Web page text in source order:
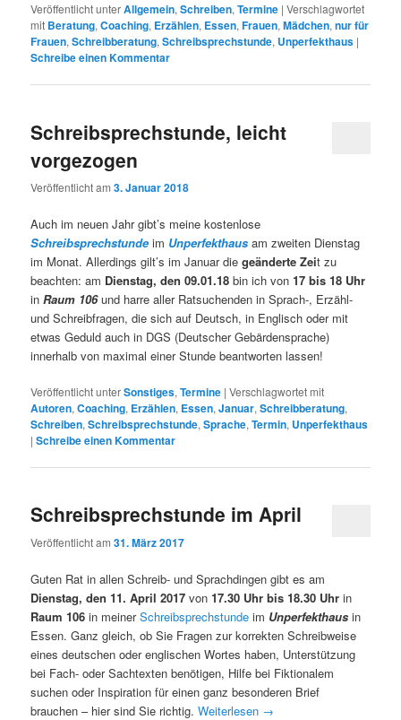
Veröffentlicht unterAllgemein,Schreiben,Termine |Verschlagwortet
mit Beratung,Coaching, Erzählen, Essen,Frauen,Mädchen,nur für
Frauen,Schreibberatung,Schreibsprechstunde, Unperfekthaus |
Schreibe einen Kommentar
Schreibsprechstunde, leicht
vorgezogen
Veröffentlicht am3. Januar 2018
Auch im neuen Jahr gibt’s meine kostenlose
Schreibsprechstundeim Unperfekthaus am zweiten Dienstag
im Monat. Allerdings gilt’s im Januar diegeänderte Zeit zu
beachten: am Dienstag, den 09.01.18 bin ich von17 bis 18 Uhr
inRaum 106und harre aller Ratsuchenden in Sprach-, Erzähl-
und Schreibfragen, die sich auf Deutsch, in Englisch oder mit
etwas Geduld auch in DGS (Deutscher Gebärdensprache)
innerhalb von maximal einer Stunde beantworten lassen!
Veröffentlicht unterSonstiges,Termine |Verschlagwortet mit
Autoren,Coaching, Erzählen, Essen,Januar,Schreibberatung,
Schreiben,Schreibsprechstunde,Sprache,Termin, Unperfekthaus
|Schreibe einen Kommentar
Schreibsprechstunde im April
Veröffentlicht am31. März 2017
Guten Rat in allen Schreib- und Sprachdingen gibt es am
Dienstag, den 11. April 2017 von17.30 Uhr bis 18.30 Uhr in
Raum 106 in meinerSchreibsprechstunde im Unperfekthaus in
Essen. Ganz gleich, ob Sie Fragen zur korrekten Schreibweise
eines deutschen oder englischen Wortes haben, Unterstützung
bei Fach- oder Sachtexten benötigen, Hilfe bei Fiktionalem
suchen oder Inspiration für einen ganz besonderen Brief
brauchen – hier sind Sie richtig.Weiterlesen →